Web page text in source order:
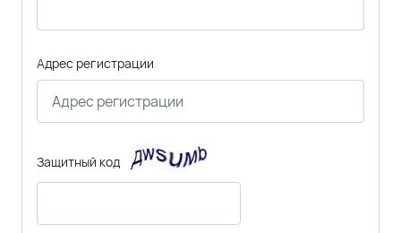
Адрес регистрации
Защитный код